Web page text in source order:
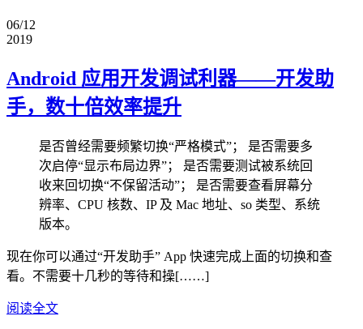
06/12
2019
Android 应用开发调试利器——开发助
手，数十倍效率提升
是否曾经需要频繁切换“严格模式”； 是否需要多
次启停“显示布局边界”； 是否需要测试被系统回
收来回切换“不保留活动”； 是否需要查看屏幕分
辨率、CPU 核数、IP 及 Mac 地址、so 类型、系统
版本。
现在你可以通过“开发助手” App 快速完成上面的切换和查
看。不需要十几秒的等待和操[……]
阅读全文